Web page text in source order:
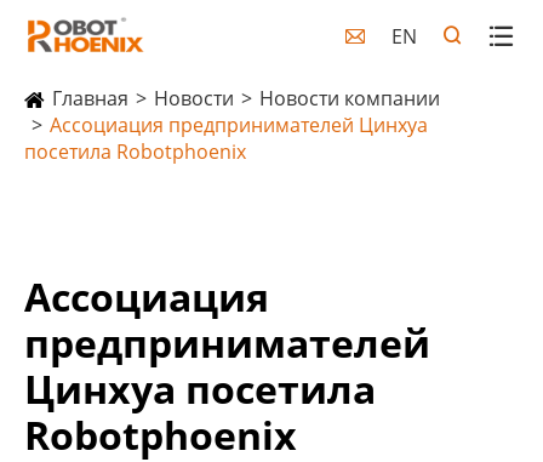
 EN
Главная Новости
Новости компании
Ассоциация предпринимателей Цинхуа
посетила Robotphoenix
Ассоциация
предпринимателей
Цинхуа посетила
Robotphoenix